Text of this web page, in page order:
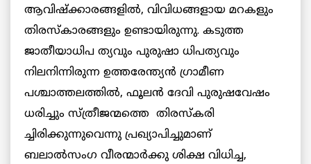
ആവിഷ്ക്കാരങ്ങളില്‍, വിവിധങ്ങളായ മറകളും
തിരസ്കാരങ്ങളും ഉണ്ടായിരുന്നു. കടുത്ത
ജാതീയാധിപ ത്യവും പുരുഷാ ധിപത്യവും
നിലനിന്നിരുന്ന ഉത്തരേന്ത്യന്‍ ഗ്രാമീണ
പശ്ചാത്തലത്തില്‍, ഫൂലന്‍ ദേവി പുരുഷവേഷം
ധരിച്ചും സ്ത്രീജന്മത്തെ തിരസ്കരി
ച്ചിരിക്കുന്നുവെന്നു പ്രഖ്യാപിച്ചുമാണ്
ബലാല്‍സംഗ വീരന്മാര്‍ക്കു ശിക്ഷ വിധിച്ച,